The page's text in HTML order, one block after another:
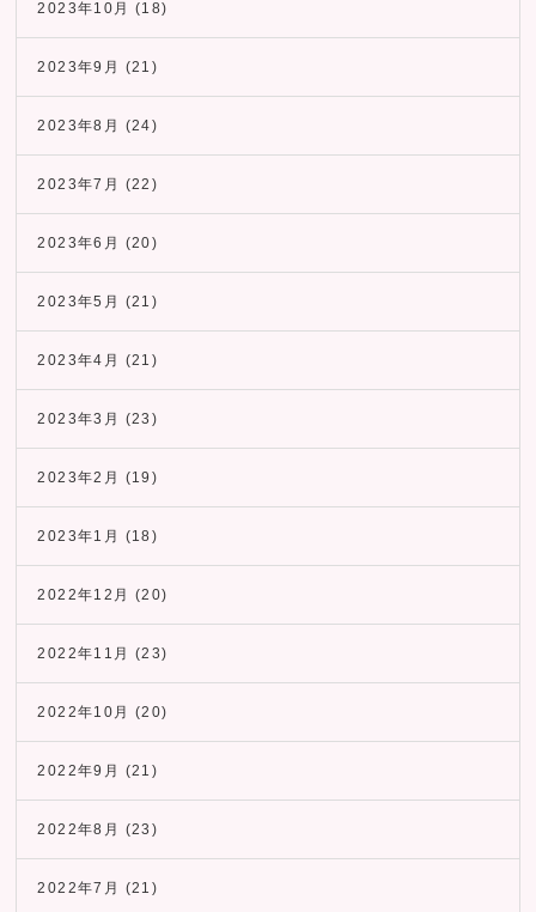
2023年10月 (18)
2023年9月 (21)
2023年8月 (24)
2023年7月 (22)
2023年6月 (20)
2023年5月 (21)
2023年4月 (21)
2023年3月 (23)
2023年2月 (19)
2023年1月 (18)
2022年12月 (20)
2022年11月 (23)
2022年10月 (20)
2022年9月 (21)
2022年8月 (23)
2022年7月 (21)